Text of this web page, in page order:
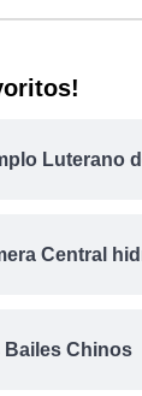
Luterano
Central
Bailes Chinos